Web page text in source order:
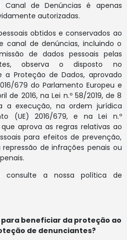
de Denúncias é apenas
autorizadas.
obtidos e conservados ao
canal de denúncias, incluindo o
de dados pessoais pelas
observa o disposto no
a Proteção de Dados, aprovado
679 do Parlamento Europeu e
de 2016, na Lei n.º 58/2019, de 8
a execução, na ordem jurídica
(UE) 2016/679, e na Lei n.º
aprova as regras relativas ao
para efeitos de prevenção,
de infrações penais ou
consulte a nossa política de
beneficiar da proteção ao
de denunciantes?